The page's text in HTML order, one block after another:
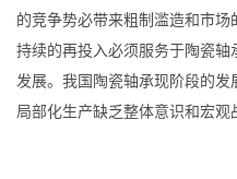
的竞争势必带来粗制滥造和市
持续的再投入必须服务于陶瓷
发展。我国陶瓷轴承现阶段的
局部化生产缺乏整体意识和宏观